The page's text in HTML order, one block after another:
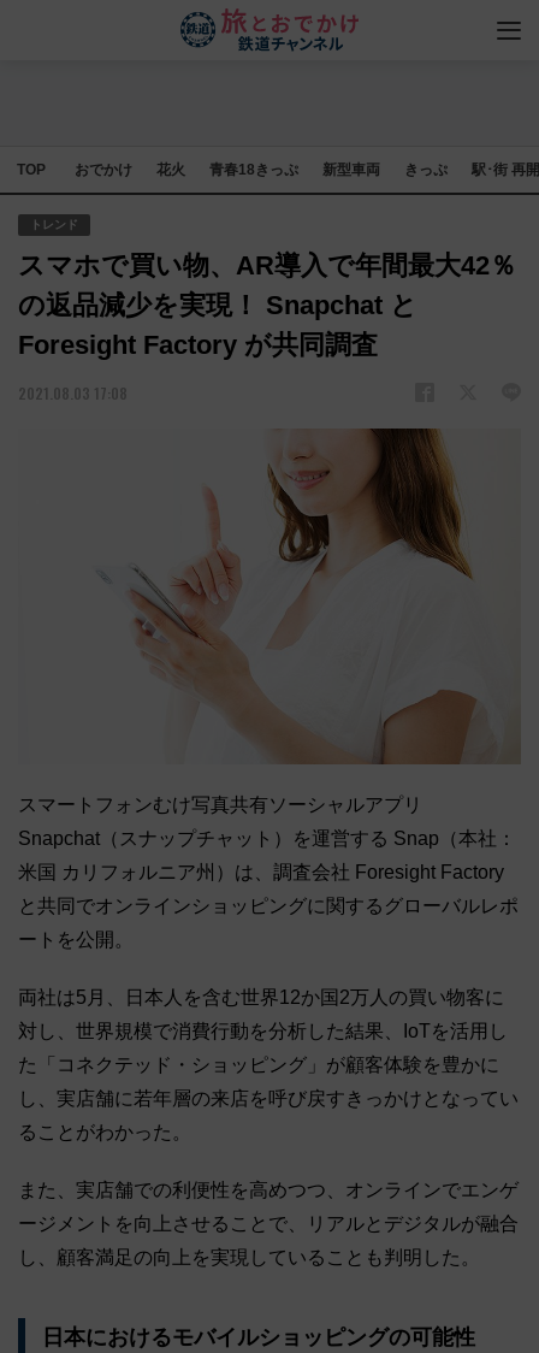
TOP おでかけ 花火 青春18きっぷ 新型車両 きっぷ 駅･街 再
トレンド
スマホで買い物、AR導入で年間最大42％
の返品減少を実現！ Snapchat と
Foresight Factory が共同調査
2021.08.03 17:08
スマートフォンむけ写真共有ソーシャルアプリ
Snapchat（スナップチャット）を運営する Snap（本社：
米国 カリフォルニア州）は、調査会社 Foresight Factory
と共同でオンラインショッピングに関するグローバルレポ
ートを公開。
両社は5月、日本人を含む世界12か国2万人の買い物客に
対し、世界規模で消費行動を分析した結果、IoTを活用し
た「コネクテッド・ショッピング」が顧客体験を豊かに
し、実店舗に若年層の来店を呼び戻すきっかけとなってい
ることがわかった。
また、実店舗での利便性を高めつつ、オンラインでエンゲ
ージメントを向上させることで、リアルとデジタルが融合
し、顧客満足の向上を実現していることも判明した。
日本におけるモバイルショッピングの可能性